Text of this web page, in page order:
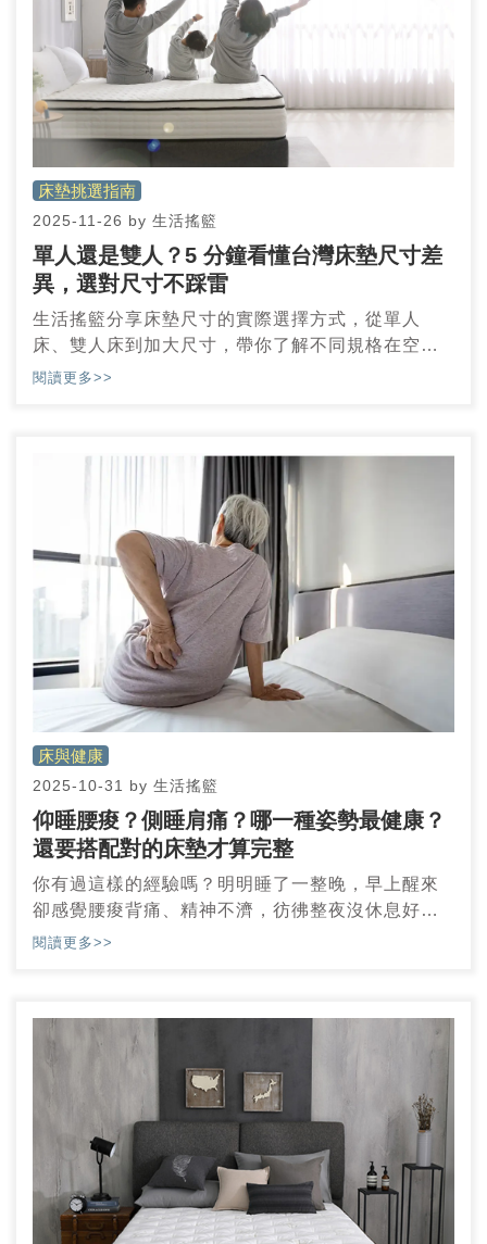
床墊挑選指南
2025-11-26 by 生活搖籃
單人還是雙人？5 分鐘看懂台灣床墊尺寸差
異，選對尺寸不踩雷
生活搖籃分享床墊尺寸的實際選擇方式，從單人
床、雙人床到加大尺寸，帶你了解不同規格在空間
配置與使用上的差別
閱讀更多>>
床與健康
2025-10-31 by 生活搖籃
仰睡腰痠？側睡肩痛？哪一種姿勢最健康？
還要搭配對的床墊才算完整
你有過這樣的經驗嗎？明明睡了一整晚，早上醒來
卻感覺腰痠背痛、精神不濟，彷彿整夜沒休息好。
或許你怪罪的是枕頭、天氣，甚至壓力太大，但你
不同的睡姿，對身體不同部位產生的壓力與支撐需
求差異極大。而錯誤的睡姿再加上一張不對的床
墊，等於整晚都在為痠痛打基礎。
閱讀更多>>